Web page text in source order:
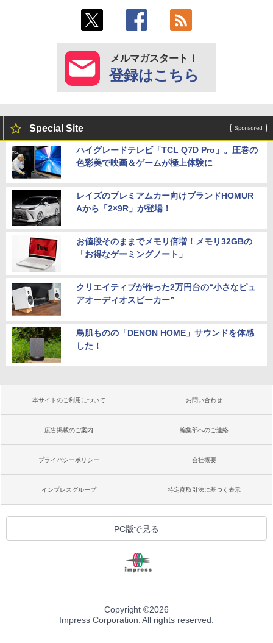
メルマガスタート！
登録はこちら
Special Site
ハイグレードテレビ「TCL Q7D Pro」。圧巻の
色彩美で映画＆ゲームが極上体験に
レイズのプレミアムカー向けブランドHOMUR
Aから「2×9R」が登場！
お値段そのままでメモリ倍増！メモリ32GBの
「お得なゲーミングノート」
クリエイティブが作った2万円台の“小さなピュ
アオーディオスピーカー”
鳥肌ものの「DENON HOME」サウンドを体感
した！
本サイトのご利用について お問い合わせ
広告掲載のご案内 編集部へのご連絡
プライバシーポリシー 会社概要
インプレスグループ 特定商取引法に基づく表示
PC版で見る
Copyright ©2026
Impress Corporation. All rights reserved.